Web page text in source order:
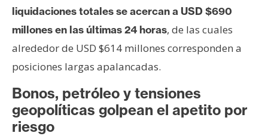
liquidaciones totales se acercan a USD $690
millones en las últimas 24 horas, de las cuales
alrededor de USD $614 millones corresponden a
posiciones largas apalancadas.
Bonos, petróleo y tensiones
geopolíticas golpean el apetito por
riesgo